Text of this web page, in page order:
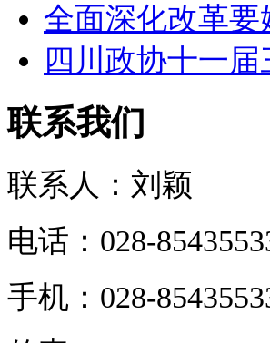
全面深化改革
四川政协十一
联系我们
联系人：刘颖
电话：028-
手机：028-